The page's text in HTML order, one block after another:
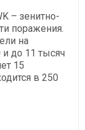
– зенитно-
поражения.
на
до 11 тысяч
15
в 250